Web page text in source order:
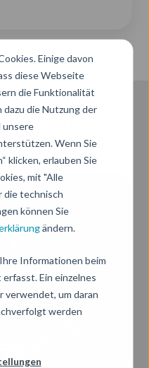
Einige davon
diese Webseite
die Funktionalität
die Nutzung der
unsere
Wenn Sie
klicken, erlauben Sie
mit "Alle
die technisch
können Sie
ändern.
Informationen beim
Ein einzelnes
verwendet, um daran
werden
geringere Kosten
Qualität